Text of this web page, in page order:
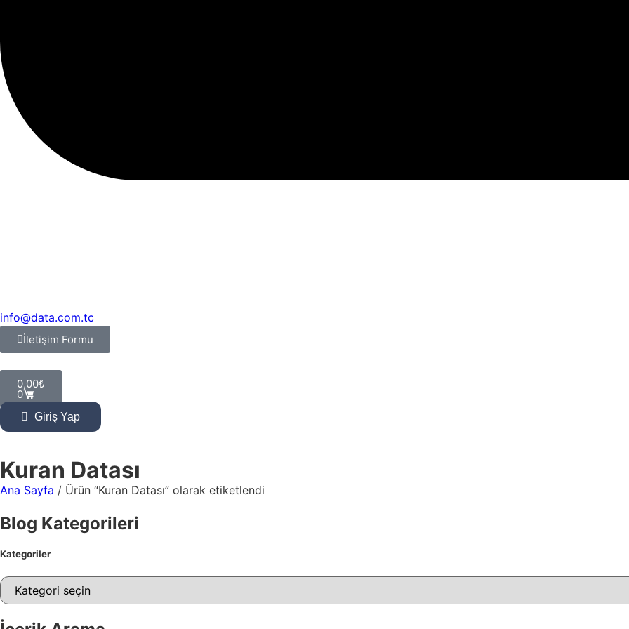
info@data.com.tc
İletişim Formu
0,00₺
0
Giriş Yap
Kuran Datası
Ana Sayfa / Ürün “Kuran Datası” olarak etiketlendi
Blog Kategorileri
Kategoriler